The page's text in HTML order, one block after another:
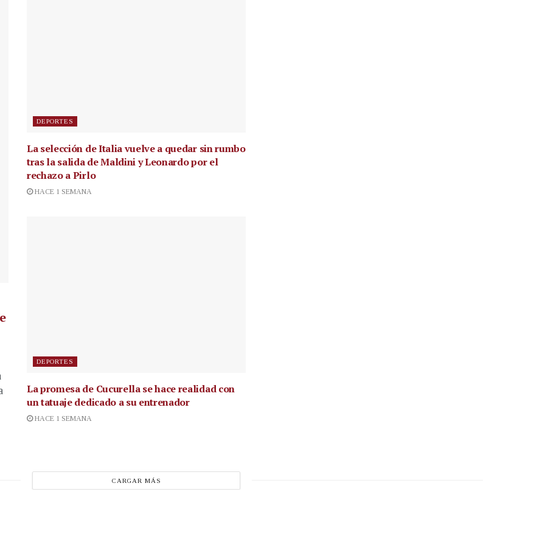
DEPORTES
La selección de Italia vuelve a quedar sin rumbo
tras la salida de Maldini y Leonardo por el
rechazo a Pirlo
HACE 1 SEMANA
DEPORTES
La promesa de Cucurella se hace realidad con
un tatuaje dedicado a su entrenador
HACE 1 SEMANA
CARGAR MÁS